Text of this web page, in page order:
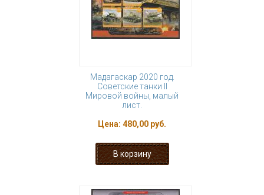
Мадагаскар 2020 год.
Советские танки II
Мировой войны, малый
лист.
Цена: 480,00 руб.